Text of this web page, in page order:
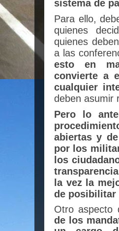
sistema de
Para ello,
quienes
quienes
a las
esto en
convierte a
cualquier
deben asumir
Pero lo
abiertas y
por los
los
la vez la
de posibilitar
Otro aspecto
de los